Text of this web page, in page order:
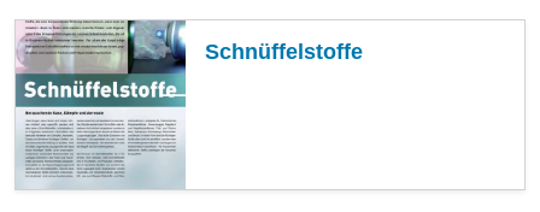
Schnüffelstoffe